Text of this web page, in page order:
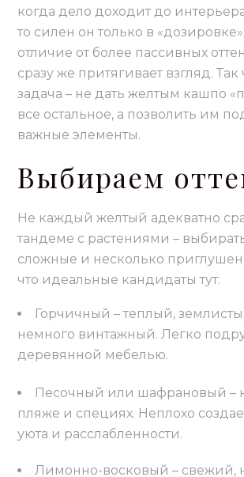
когда дело доходит до
то силен он только в
отличие от более пассивных
сразу же притягивает взгляд. Так
задача – не дать желтым кашпо
все остальное, а позволить им
важные элементы.
Выбираем
Не каждый желтый адекватно
тандеме с растениями –
сложные и несколько
что идеальные кандидаты тут:
Горчичный – теплый,
немного винтажный. Легко
деревянной мебелью.
Песочный или шафрановый –
пляже и специях. Неплохо
уюта и расслабленности.
Лимонно-восковый – свежий,